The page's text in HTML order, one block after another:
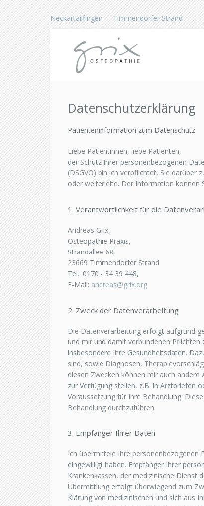
Neckartailfingen Timmendorfer Strand
Datenschutzerklärung
Patienteninformation zum Datenschutz
Liebe Patientinnen, liebe Patienten,
der Schutz Ihrer personenbezogenen
(DSGVO) bin ich verpflichtet, Sie darüber
oder weiterleite. Der Information können
1. Verantwortlichkeit für die
Andreas Grix,
Osteopathie Praxis,
Strandallee 68,
23669 Timmendorfer Strand
Tel.: 0170 - 34 39 448,
E-Mail: andreas@grix.org
2. Zweck der Datenverarbeitung
Die Datenverarbeitung erfolgt aufgrund
und mir und damit verbundenen
insbesondere Ihre Gesundheitsdaten.
sind, sowie Diagnosen,
diesen Zwecken können mir auch
zur Verfügung stellen, z.B. in Arztbriefen
Voraussetzung für Ihre Behandlung.
Behandlung durchzuführen.
3. Empfänger Ihrer Daten
Ich übermittele Ihre personenbezogenen
eingewilligt haben. Empfänger Ihrer
Krankenkassen, der medizinische Dienst
Übermittlung erfolgt überwiegend zum
Klärung von medizinischen und sich aus